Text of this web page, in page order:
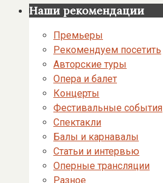
Наши рекомендации
Премьеры
Рекомендуем посетить
Авторские туры
Опера и балет
Концерты
Фестивальные события
Спектакли
Балы и карнавалы
Статьи и интервью
Оперные трансляции
Разное